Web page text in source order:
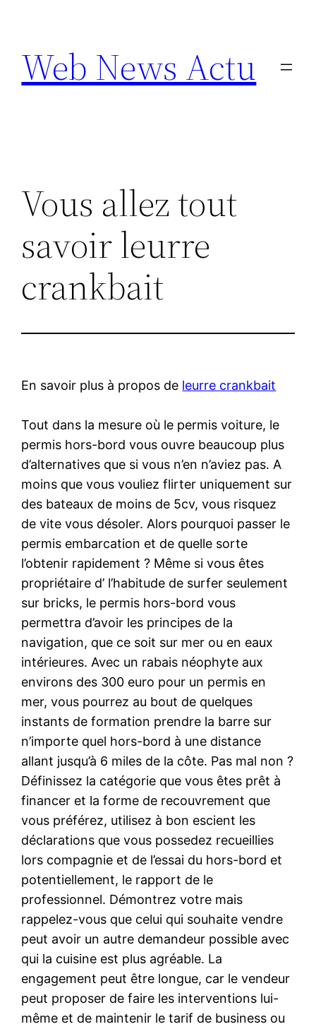
contenu
Web News Actu
Vous allez tout
savoir leurre
crankbait
En savoir plus à propos de leurre crankbait
Tout dans la mesure où le permis voiture, le
permis hors-bord vous ouvre beaucoup plus
d’alternatives que si vous n’en n’aviez pas. A
moins que vous vouliez flirter uniquement sur
des bateaux de moins de 5cv, vous risquez
de vite vous désoler. Alors pourquoi passer le
permis embarcation et de quelle sorte
l’obtenir rapidement ? Même si vous êtes
propriétaire d’ l’habitude de surfer seulement
sur bricks, le permis hors-bord vous
permettra d’avoir les principes de la
navigation, que ce soit sur mer ou en eaux
intérieures. Avec un rabais néophyte aux
environs des 300 euro pour un permis en
mer, vous pourrez au bout de quelques
instants de formation prendre la barre sur
n’importe quel hors-bord à une distance
allant jusqu’à 6 miles de la côte. Pas mal non ?
Définissez la catégorie que vous êtes prêt à
financer et la forme de recouvrement que
vous préférez, utilisez à bon escient les
déclarations que vous possedez recueillies
lors compagnie et de l’essai du hors-bord et
potentiellement, le rapport de le
professionnel. Démontrez votre mais
rappelez-vous que celui qui souhaite vendre
peut avoir un autre demandeur possible avec
qui la cuisine est plus agréable. La
engagement peut être longue, car le vendeur
peut proposer de faire les interventions lui-
même et de maintenir le tarif de business ou